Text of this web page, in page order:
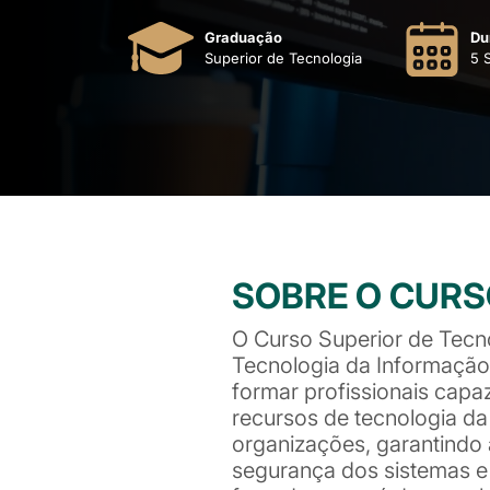
Graduação
Superior de Tecnologia
5
SOBRE O
O Curso Superior de
Tecnologia da
formar profissionais
recursos de tecnologia
organizações, garantindo
segurança dos sistemas